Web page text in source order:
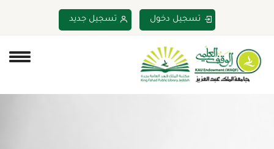
تسجيل دخول تسجيل جديد